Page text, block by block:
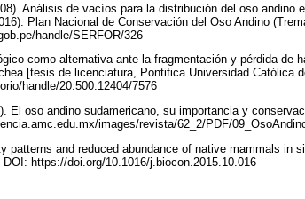
Análisis de vacíos para la distribución del oso andino
Plan Nacional de Conservación del Oso Andino
handle/SERFOR/326
como alternativa ante la fragmentación y pérdida de
[tesis de licenciatura, Pontifica Universidad Católica
handle/20.500.12404/7576
El oso andino sudamericano, su importancia y
images/revista/62_2/PDF/
patterns and reduced abundance of native mammals in
https://doi.org/10.1016/j.biocon.2015.10.016